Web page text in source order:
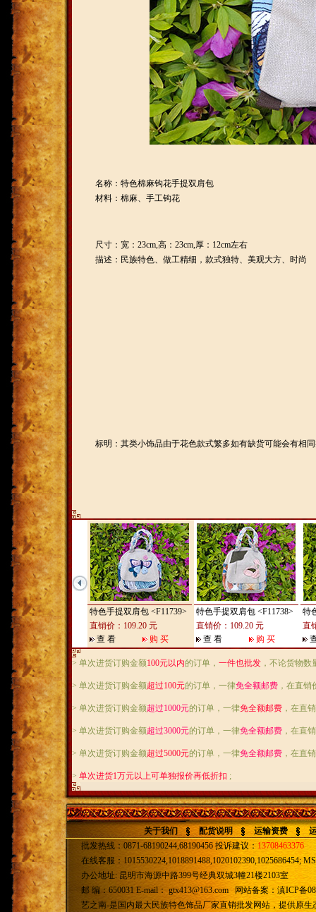
名称：特色棉麻钩花手提双肩包
材料：棉麻、手工钩花
尺寸：宽：23cm,高：23cm,厚：12cm左右
描述：民族特色、做工精细，款式独特、美观大方、时尚
标明：其类小饰品由于花色款式繁多如有缺货可能会有相
特色手提双肩包 <F11739>
直销价：109.20 元
查 看
购 买
特色手提双肩包 <F11738>
直销价：109.20 元
查 看
购 买
特
直
> 单次进货订购金额100元以内的订单， 一件也批发 ，不论货物
> 单次进货订购金额超过100元的订单，一律免全额邮费 ，在直销
> 单次进货订购金额超过1000元的订单，一律免全额邮费 ，在直
> 单次进货订购金额超过3000元的订单，一律免全额邮费 ，在直
> 单次进货订购金额超过5000元的订单，一律免全额邮费 ，在直
> 单次进货1万元以上可单独报价再低折扣 ;
关于我们 配货说明 运输资费
批发热线：0871-68190244,68190456 投诉建议：13708463376
在线客服：1015530224,1018891488,1020102390,1025686454;
办公地址: 昆明市海源中路399号经典双城3幢21楼2103室
邮 编：650031 E-mail： gtx413@163.com 网站备案： 滇ICP备
艺之南-是国内最大民族特色饰品厂家直销批发网站，提供原